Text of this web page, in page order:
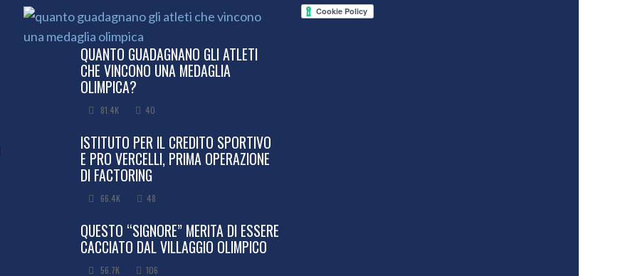
QUANTO GUADAGNANO GLI ATLETI
CHE VINCONO UNA MEDAGLIA
OLIMPICA?
81.4K 40
ISTITUTO PER IL CREDITO SPORTIVO
E PRO VERCELLI, PRIMA OPERAZIONE
DI FACTORING
66.4K 48
QUESTO “SIGNORE” MERITA DI ESSERE
CACCIATO DAL VILLAGGIO OLIMPICO
56.7K 106